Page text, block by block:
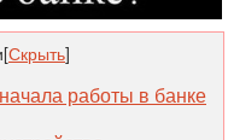
[Скрыть]
работы в банке